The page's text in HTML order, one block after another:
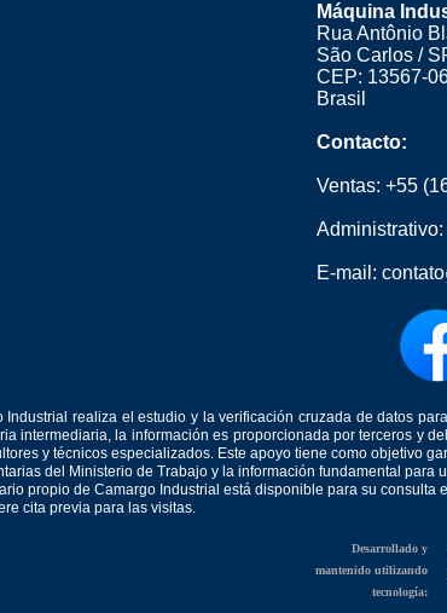
Máquina
Rua Antônio
São Carlos /
CEP: 13567-
Brasil
Contacto:
Ventas: +55
Administrativo:
E-mail:
Industrial realiza el estudio y la verificación cruzada de datos
intermediaria, la información es proporcionada por terceros y
y técnicos especializados. Este apoyo tiene como objetivo
del Ministerio de Trabajo y la información fundamental para
propio de Camargo Industrial está disponible para su
cita previa para las visitas.
Desarrollado y
mantenido utilizando
tecnología: